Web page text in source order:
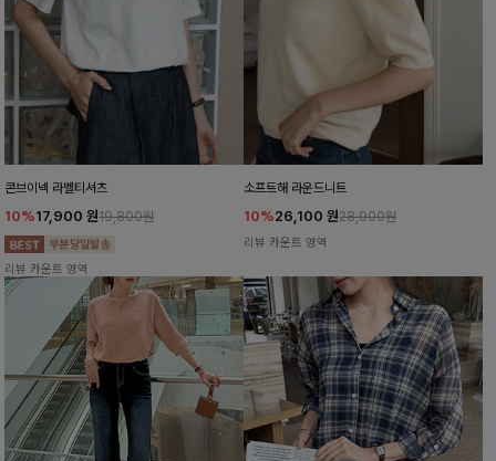
콘브이넥 라벨티셔츠
10%17,900 원19,800원
리뷰 카운트 영역
소프트해 라운드니트
10%26,100 원28,900원
리뷰 카운트 영역